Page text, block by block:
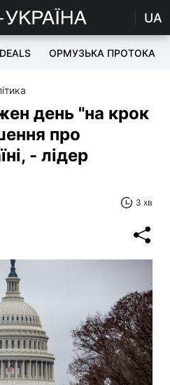
UA
ОРМУЗЬКА ПРОТОКА
день "на крок
про
- лідер
3 хв